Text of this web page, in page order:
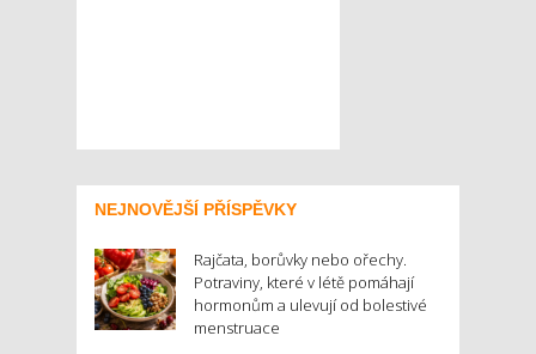
NEJNOVĚJŠÍ PŘÍSPĚVKY
Rajčata, borůvky nebo ořechy.
Potraviny, které v létě pomáhají
hormonům a ulevují od bolestivé
menstruace